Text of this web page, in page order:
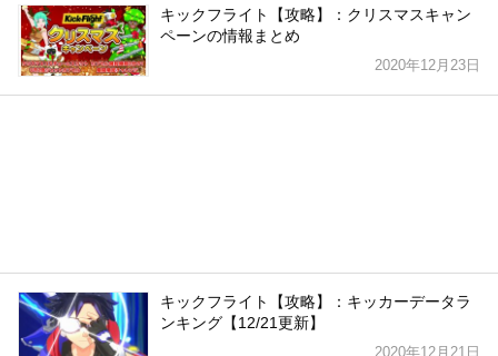
キックフライト【攻略】：クリスマスキャン
ペーンの情報まとめ
2020年12月23日
キックフライト【攻略】：キッカーデータラ
ンキング【12/21更新】
2020年12月21日